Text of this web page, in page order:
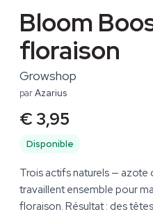
Bloom
floraison
Growshop
parAzarius
€ 3,95
Disponible
Trois actifs naturels — azote
travaillent ensemble pour
floraison. Résultat : des